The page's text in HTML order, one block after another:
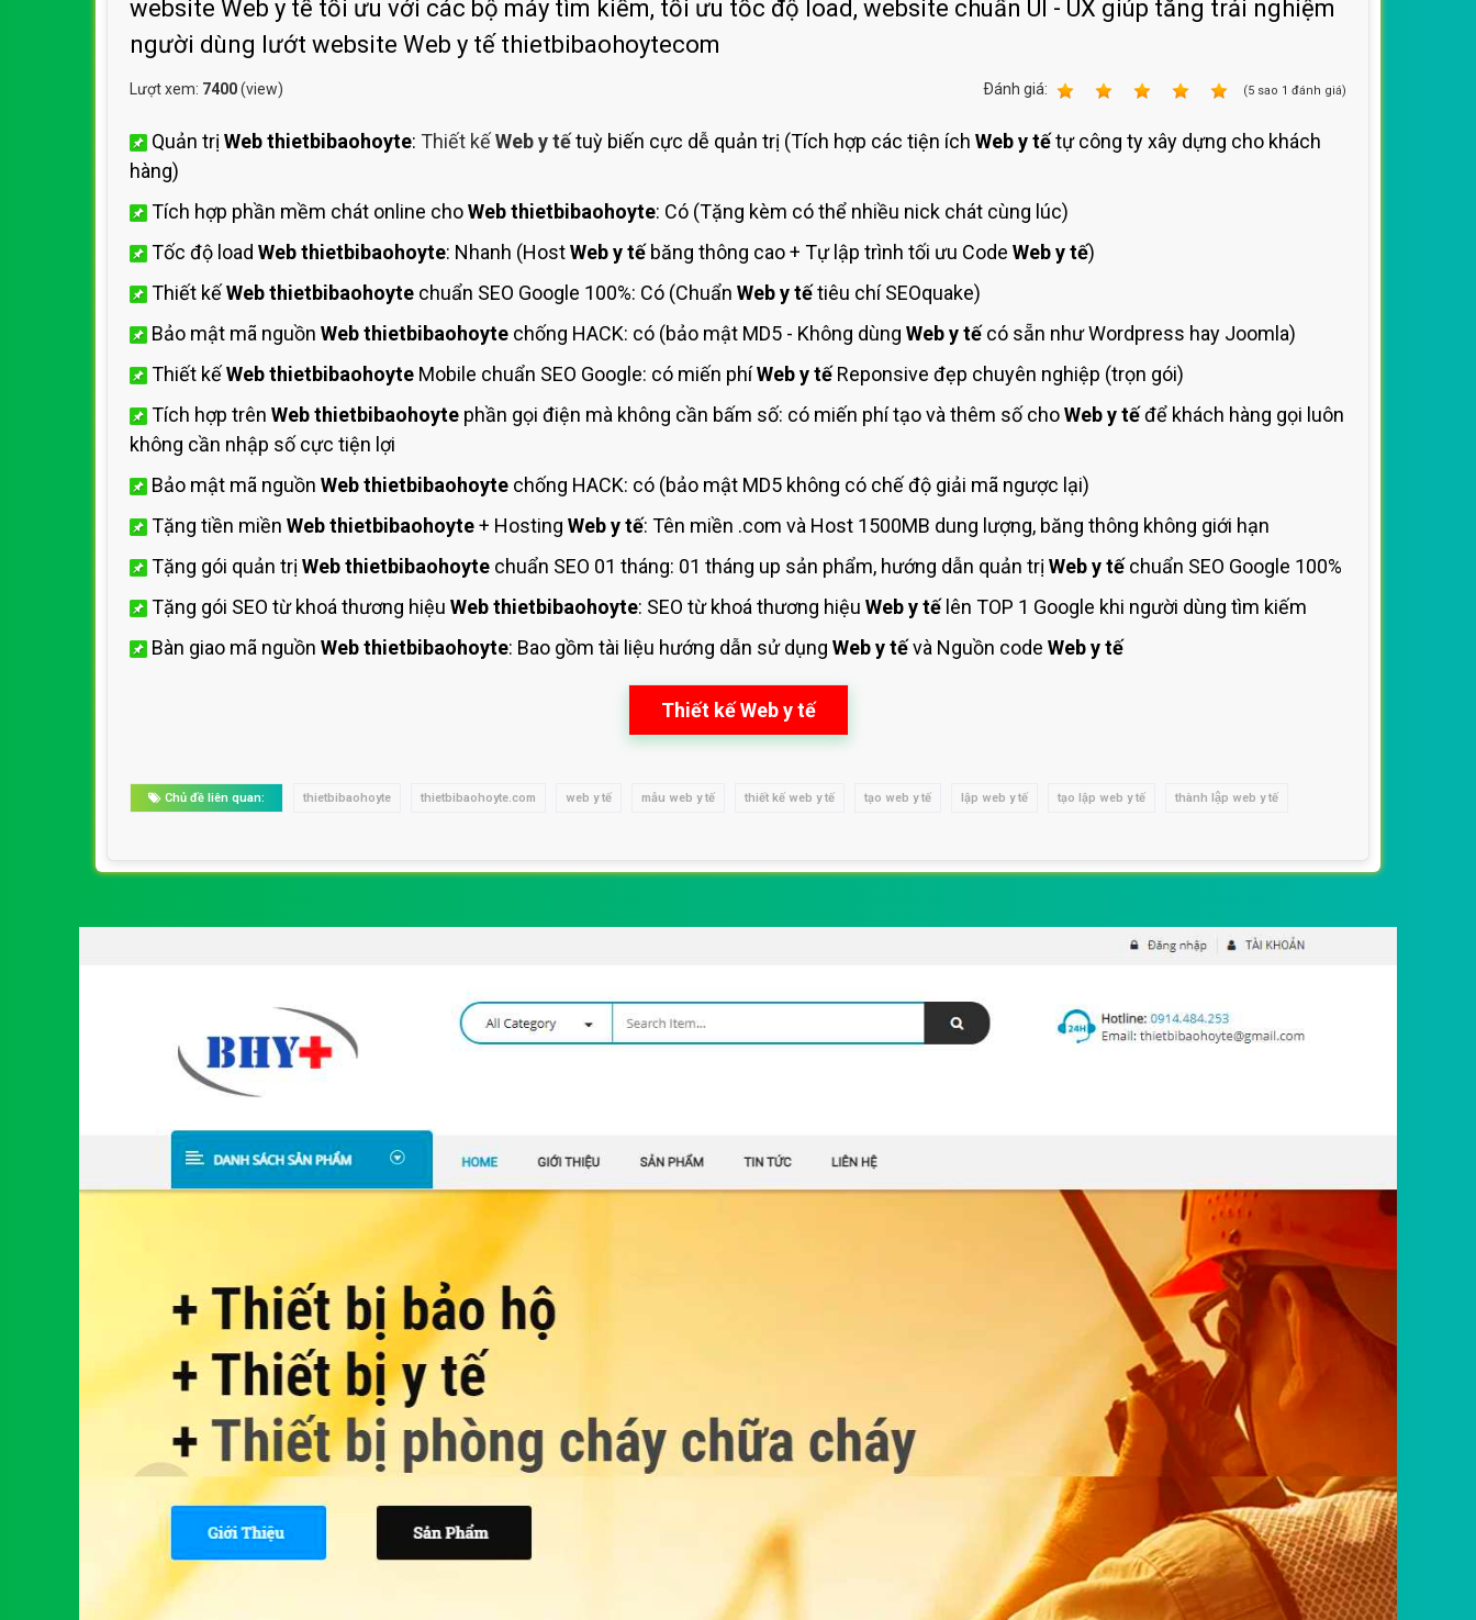
Bảng giá quảng cáo Facebook
Bảng giá SEO Website
website Web y tế tối ưu với các bộ máy tìm kiếm, tối ưu tốc độ load, website chuẩn UI - UX giúp tăng trải nghiệm
người dùng lướt website Web y tế thietbibaohoytecom
Lượt xem: 7400(view) Ðánh giá: (5 sao 1 đánh giá)
Quản trị Web thietbibaohoyte: Thiết kếWeb y tếtuỳ biến cực dễ quản trị (Tích hợp các tiện ích Web y tếtự công ty xây dựng cho khách
hàng)
Tích hợp phần mềm chát online choWeb thietbibaohoyte: Có (Tặng kèm có thể nhiều nick chát cùng lúc)
Tốc độ load Web thietbibaohoyte: Nhanh (HostWeb y tếbăng thông cao + Tự lập trình tối ưu Code Web y tế)
Thiết kếWeb thietbibaohoyte chuẩn SEO Google 100%: Có (Chuẩn Web y tếtiêu chí SEOquake)
Bảo mật mã nguồn Web thietbibaohoyte chống HACK: có (bảo mật MD5 - Không dùng Web y tếcó sẵn như Wordpress hay Joomla)
Thiết kếWeb thietbibaohoyte Mobile chuẩn SEO Google: có miến phíWeb y tếReponsive đẹp chuyên nghiệp (trọn gói)
Tích hợp trên Web thietbibaohoyte phần gọi điện mà không cần bấm số: có miến phí tạo và thêm số choWeb y tếđể khách hàng gọi luôn
không cần nhập số cực tiện lợi
Bảo mật mã nguồn Web thietbibaohoyte chống HACK: có (bảo mật MD5 không có chế độ giải mã ngược lại)
Tặng tiền miền Web thietbibaohoyte+ Hosting Web y tế: Tên miền .com và Host 1500MB dung lượng, băng thông không giới hạn
Tặng gói quản trị Web thietbibaohoyte chuẩn SEO 01 tháng: 01 tháng up sản phẩm, hướng dẫn quản trị Web y tếchuẩn SEO Google 100%
Tặng gói SEO từ khoá thương hiệu Web thietbibaohoyte: SEO từ khoá thương hiệu Web y tếlên TOP 1 Google khi người dùng tìm kiếm
Bàn giao mã nguồn Web thietbibaohoyte: Bao gồm tài liệu hướng dẫn sử dụng Web y tếvà Nguồn code Web y tế
Thiết kế Web y tế
Chủ đề liên quan: thietbibaohoyte thietbibaohoyte.com web y tế mẫu web y tế thiết kế web y tế tạo web y tế lập web y tế tạo lập web y tế thành lập web y tế